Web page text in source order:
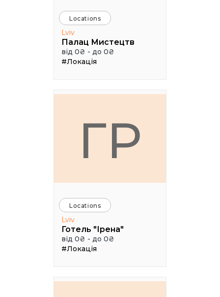
Locations
Lviv
Палац Мистецтв
від 0₴ - до 0₴
#Локація
ГР
Locations
Lviv
Готель "Ірена"
від 0₴ - до 0₴
#Локація